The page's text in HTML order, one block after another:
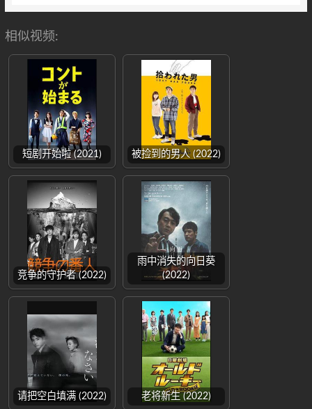
相似视频:
短剧开始啦 (2021) 被捡到的男人 (2022)
竞争的守护者 (2022)
雨中消失的向日葵
(2022)
请把空白填满 (2022) 老将新生 (2022)